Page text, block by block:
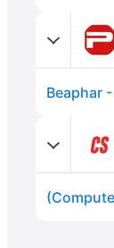
Beaphar